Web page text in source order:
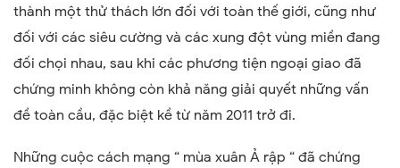
thành một thử thách lớn đối với toàn thế giới, cũng như
đối với các siêu cường và các xung đột vùng miền đang
đối chọi nhau, sau khi các phương tiện ngoại giao đã
chứng minh không còn khả năng giải quyết những vấn
đề toàn cầu, đặc biệt kề từ năm 2011 trở đi.
Những cuộc cách mạng “ mùa xuân Ả rập “ đã chứng